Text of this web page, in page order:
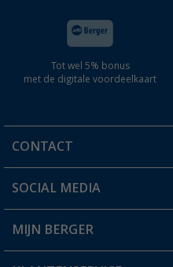
Tot wel 5% bonus
met de digitale voordeelkaart
CONTACT
Een vraag?
Winkel vinden
SOCIAL MEDIA
MIJN BERGER